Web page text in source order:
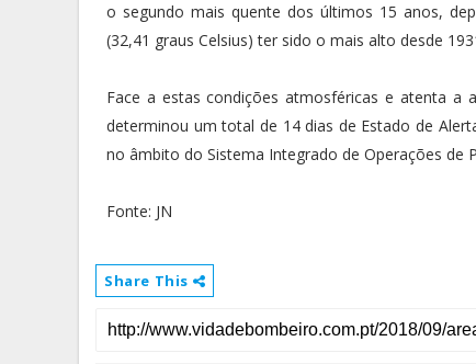
o segundo mais quente dos últimos 15 anos,
(32,41 graus Celsius) ter sido o mais alto desde
Face a estas condições atmosféricas e atenta a
determinou um total de 14 dias de Estado de
no âmbito do Sistema Integrado de Operações de
Fonte: JN
Share This